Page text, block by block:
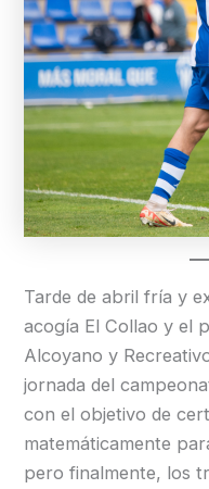
Tarde de abril fría y
acogía El Collao y el
Alcoyano y
jornada del
con el objetivo de
matemáticamente
pero finalmente, los